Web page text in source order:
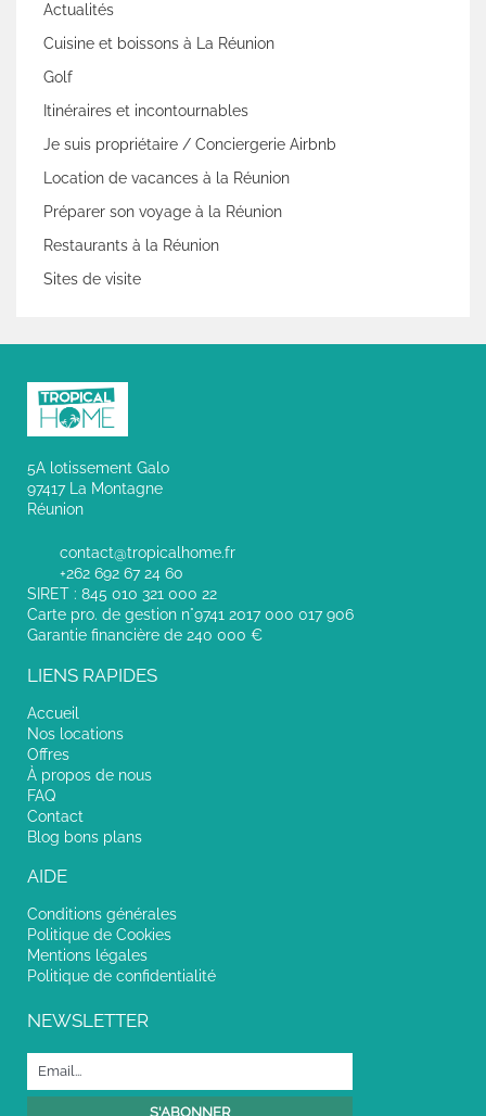
Actualités
Cuisine et boissons à La Réunion
Golf
Itinéraires et incontournables
Je suis propriétaire / Conciergerie Airbnb
Location de vacances à la Réunion
Préparer son voyage à la Réunion
Restaurants à la Réunion
Sites de visite
5A lotissement Galo
97417 La Montagne
Réunion
contact@tropicalhome.fr
+262 692 67 24 60
SIRET : 845 010 321 000 22
Carte pro. de gestion n°9741 2017 000 017 906
Garantie financière de 240 000 €
LIENS RAPIDES
Accueil
Nos locations
Offres
À propos de nous
FAQ
Contact
Blog bons plans
AIDE
Conditions générales
Politique de Cookies
Mentions légales
Politique de confidentialité
NEWSLETTER